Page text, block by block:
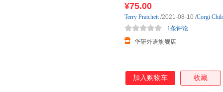
¥75.00
华研外语旗舰店
1条评论
Terry Pratchett/2021-08-10 /Corgi
加入购物车 收藏